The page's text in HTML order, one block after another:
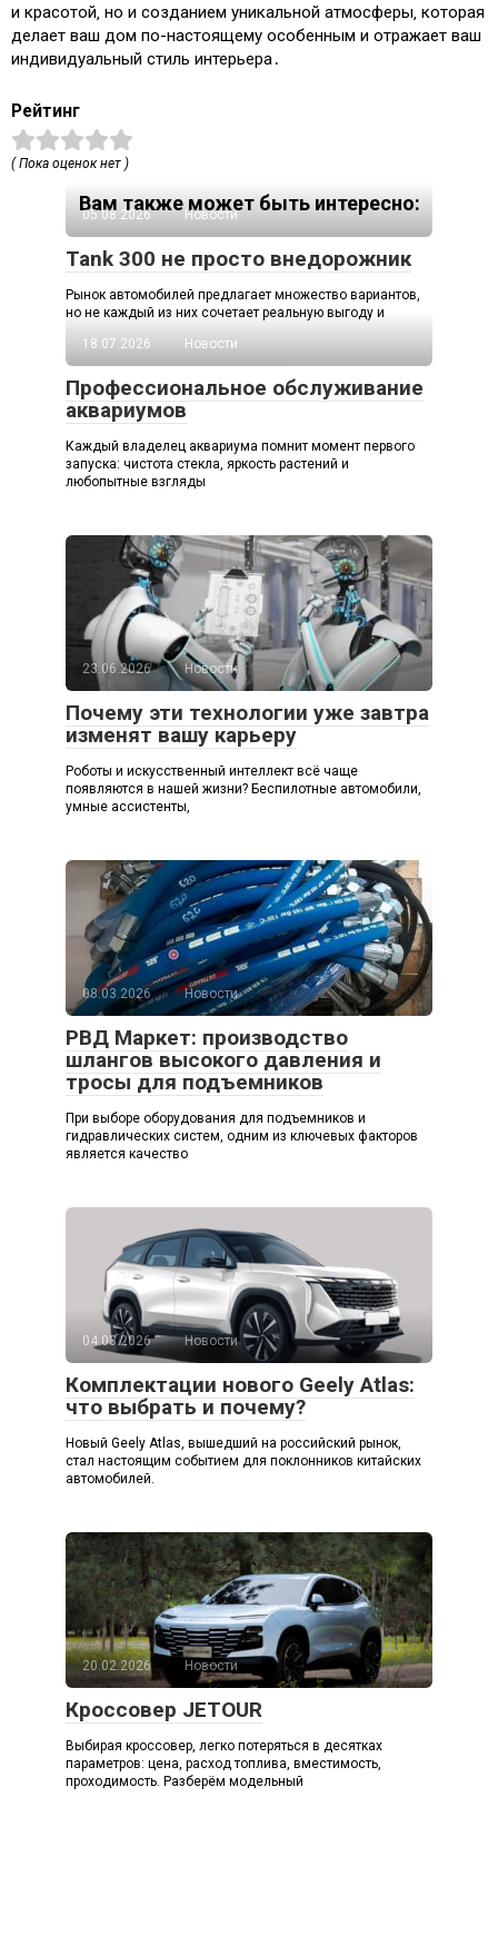
и красотой‚ но и созданием уникальной атмосферы‚ которая
делает ваш дом по-настоящему особенным и отражает ваш
индивидуальный стиль интерьера․
Рейтинг
( Пока оценок нет )
Вам также может быть интересно:
05.08.2026 Новости
Tank 300 не просто внедорожник
Рынок автомобилей предлагает множество вариантов,
но не каждый из них сочетает реальную выгоду и
18.07.2026
Новости
Профессиональное обслуживание
аквариумов
Каждый владелец аквариума помнит момент первого
запуска: чистота стекла, яркость растений и
любопытные взгляды
23.06.2026 Новости
Почему эти технологии уже завтра
изменят вашу карьеру
Роботы и искусственный интеллект всё чаще
появляются в нашей жизни? Беспилотные автомобили,
умные ассистенты,
08.03.2026 Новости
РВД Маркет: производство
шлангов высокого давления и
тросы для подъемников
При выборе оборудования для подъемников и
гидравлических систем, одним из ключевых факторов
является качество
04.03.2026 Новости
Комплектации нового Geely Atlas:
что выбрать и почему?
Новый Geely Atlas, вышедший на российский рынок,
стал настоящим событием для поклонников китайских
автомобилей.
20.02.2026 Новости
Кроссовер JETOUR
Выбирая кроссовер, легко потеряться в десятках
параметров: цена, расход топлива, вместимость,
проходимость. Разберём модельный